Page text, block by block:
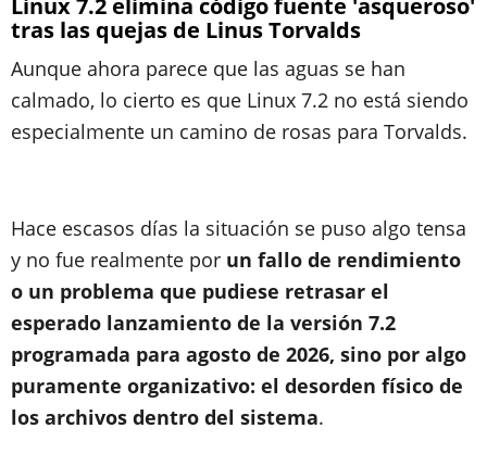
tras las quejas de Linus Torvalds
Aunque ahora parece que las aguas se han
calmado, lo cierto es que Linux 7.2 no está siendo
especialmente un camino de rosas para Torvalds.
Hace escasos días la situación se puso algo tensa
y no fue realmente por un fallo de rendimiento
o un problema que pudiese retrasar el
esperado lanzamiento de la versión 7.2
programada para agosto de 2026, sino por algo
puramente organizativo: el desorden físico de
los archivos dentro del sistema.